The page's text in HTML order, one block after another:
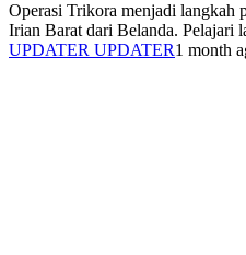
Operasi Trikora menjadi langkah
Irian Barat dari Belanda. Pelajari
UPDATER UPDATER1 month